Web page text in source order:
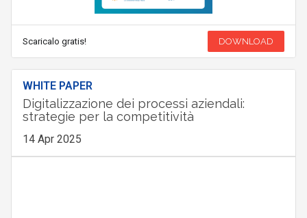
Scaricalo gratis! DOWNLOAD
WHITE PAPER
Digitalizzazione dei processi aziendali:
strategie per la competitività
14 Apr 2025